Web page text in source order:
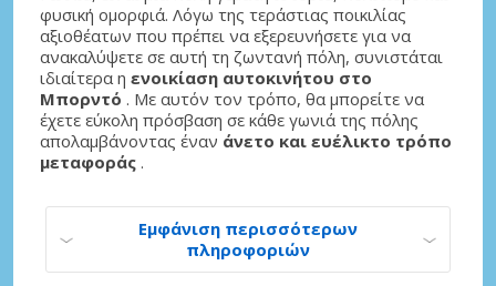
φυσική ομορφιά. Λόγω της τεράστιας ποικιλίας
αξιοθέατων που πρέπει να εξερευνήσετε για να
ανακαλύψετε σε αυτή τη ζωντανή πόλη, συνιστάται
ιδιαίτερα η ενοικίαση αυτοκινήτου στο
Μπορντό . Με αυτόν τον τρόπο, θα μπορείτε να
έχετε εύκολη πρόσβαση σε κάθε γωνιά της πόλης
απολαμβάνοντας έναν άνετο και ευέλικτο τρόπο
μεταφοράς .
Εμφάνιση περισσότερων
πληροφοριών